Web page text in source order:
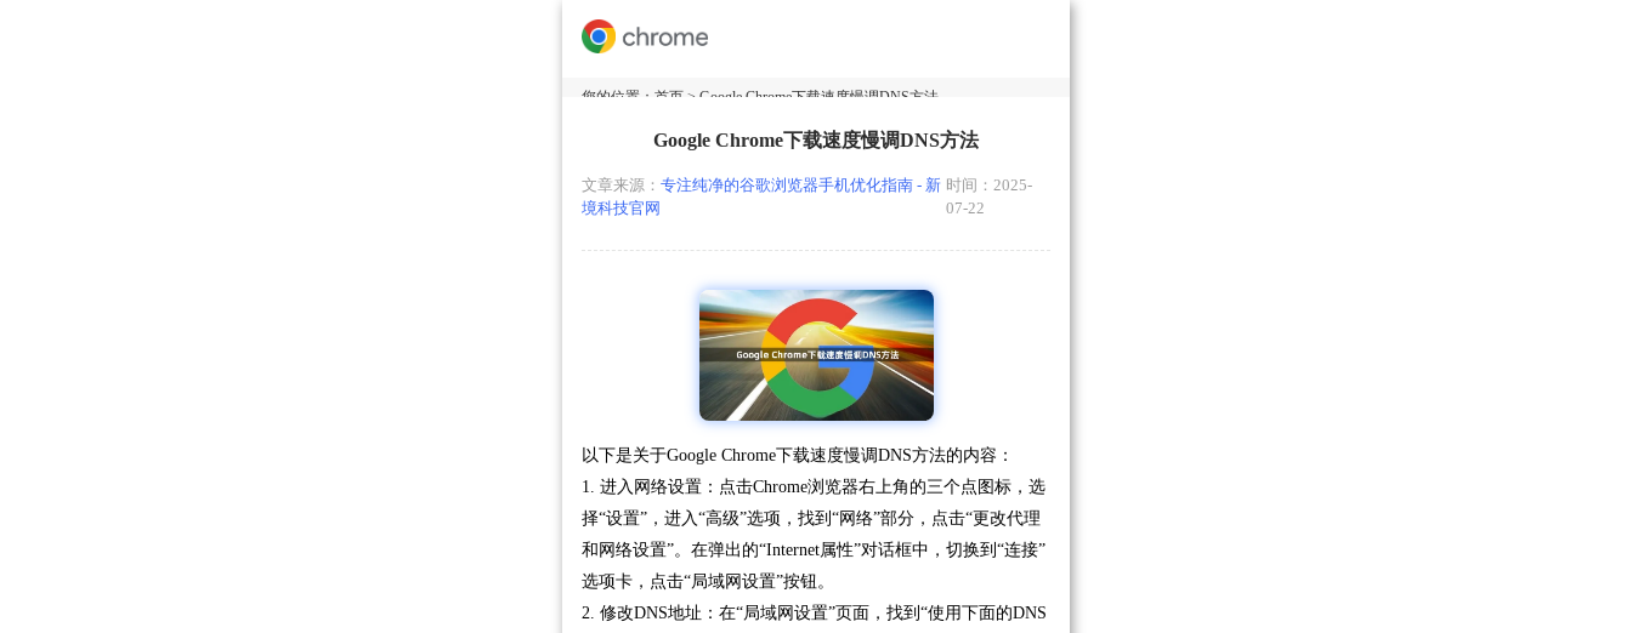
您的位置： 首页 > Google Chrome下载速度慢调DNS方法
Google Chrome下载速度慢调DNS方法
文章来源： 专注纯净的谷歌浏览器手机优化指南 - 新
境科技官网
时间：2025-
07-22
以下是关于Google Chrome下载速度慢调DNS方法的内容：
1. 进入网络设置：点击Chrome浏览器右上角的三个点图标，选
择“设置”，进入“高级”选项，找到“网络”部分，点击“更改代理
和网络设置”。在弹出的“Internet属性”对话框中，切换到“连接”
选项卡，点击“局域网设置”按钮。
2. 修改DNS地址：在“局域网设置”页面，找到“使用下面的DNS